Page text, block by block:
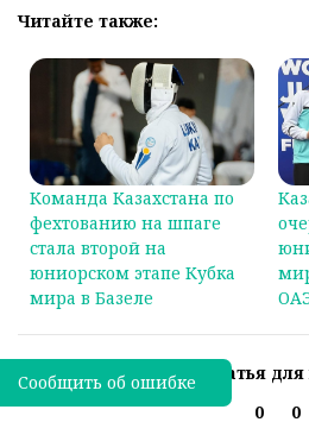
Читайте также:
Команда Казахстана по
фехтованию на шпаге
стала второй на
юниорском этапе Кубка
мира в Базеле
Была ли эта статья
0
0
Сообщить об ошибке